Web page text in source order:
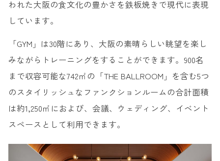
われた大阪の食文化の豊かさを鉄板焼きで現代に表現
しています。
「GYM」は30階にあり、大阪の素晴らしい眺望を楽し
みながらトレーニングをすることができます。900名
まで収容可能な742㎡の「THE BALLROOM」を含む5つ
のスタイリッシュなファンクションルームの合計面積
は約1,250㎡におよび、会議、ウェディング、イベント
スペースとして利用できます。